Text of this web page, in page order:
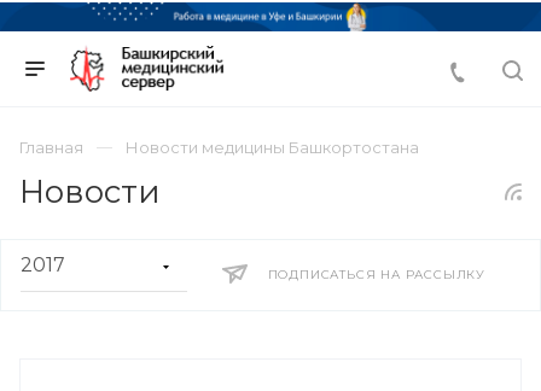
Главная Новости медицины Башкортостана
Новости
ПОДПИСАТЬСЯ НА РАССЫЛКУ